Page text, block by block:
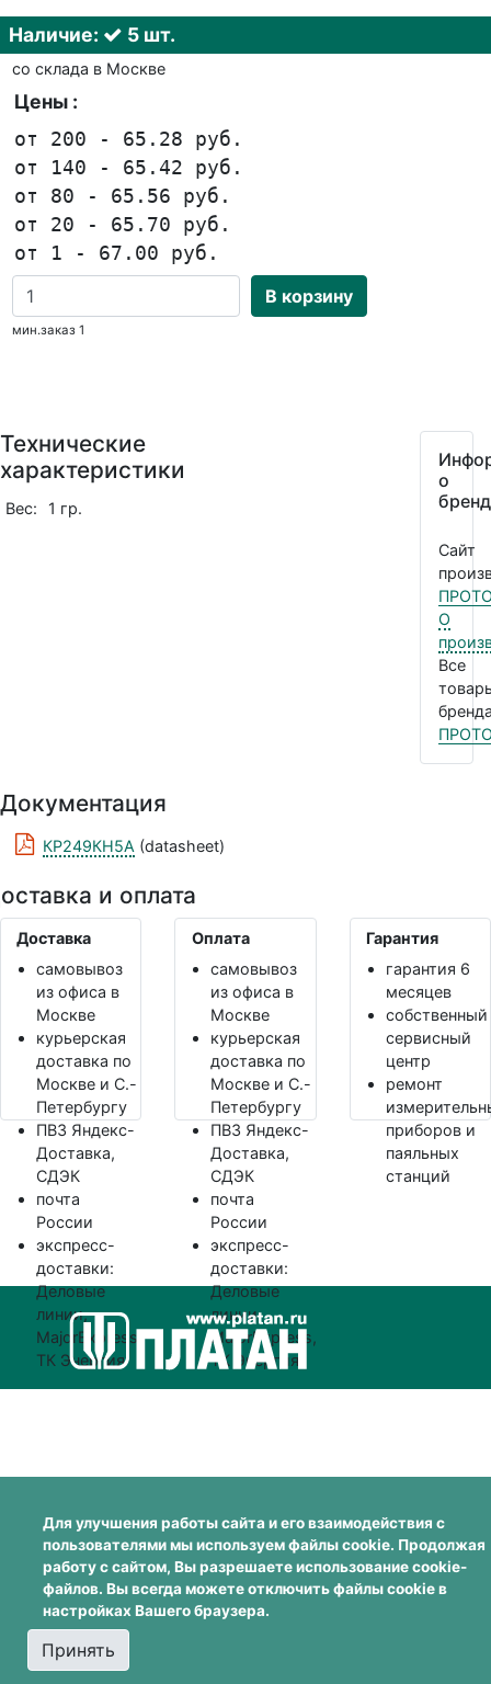
Наличие: 5 шт.
со склада в Москве
Цены :
от 200 - 65.28 руб.
от 140 - 65.42 руб.
от 80 - 65.56 руб.
от 20 - 65.70 руб.
от 1 - 67.00 руб.
В корзину
мин.заказ 1
Технические
характеристики
Вес: 1 гр.
о
Сайт
О
Все
Документация
КР249КН5А (datasheet)
и оплата
Доставка
самовывоз
из офиса в
Москве
курьерская
доставка по
Москве и С.-
Петербургу
ПВЗ Яндекс-
Доставка,
СДЭК
почта
России
экспресс-
доставки:
Деловые
линии,
MajorExpress,
ТК Энергия
Оплата
самовывоз
из офиса в
Москве
курьерская
доставка по
Москве и С.-
Петербургу
ПВЗ Яндекс-
Доставка,
СДЭК
почта
России
экспресс-
доставки:
Деловые
линии,
MajorExpress,
ТК Энергия
Гарантия
гарантия 6
месяцев
собственный
сервисный
центр
ремонт
приборов и
паяльных
станций
Для улучшения работы сайта и его взаимодействия с
пользователями мы используем файлы cookie. Продолжая
работу с сайтом, Вы разрешаете использование cookie-
файлов. Вы всегда можете отключить файлы cookie в
настройках Вашего браузера.
Принять